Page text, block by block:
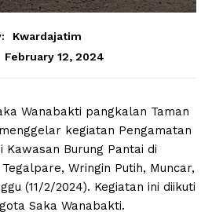
Kwardajatim
February 12, 2024
Wanabakti pangkalan Taman
kegiatan Pengamatan
Kawasan Burung Pantai di
Wringin Putih, Muncar,
(11/2/2024). Kegiatan ini diikuti
Saka Wanabakti.